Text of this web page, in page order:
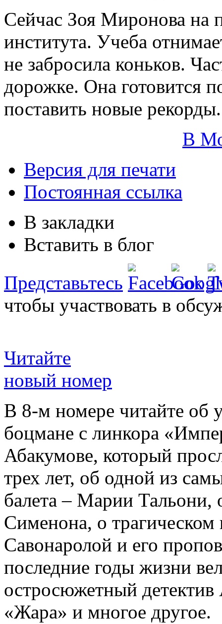
Сейчас Зоя Миронова на
института. Учеба
не забросила коньков.
дорожке. Она готовится
поставить новые рекорды.
В
Версия для печати
Постоянная ссылка
В закладки
Вставить в блог
Представьтесь
чтобы участвовать в
Читайте
новый номер
В 8-м номере читайте об
боцмане с линкора
Абакумове, который
трех лет, об одной из
балета – Марии
Сименона, о трагическом
Савонаролой и его
последние годы жизни
остросюжетный детектив
«Жара» и многое другое.